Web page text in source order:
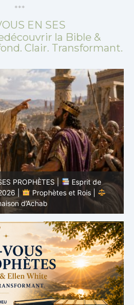
***
EN SES
la Bible &
Clair. Transformant.
PROPHÈTES |
Esprit de
|
Prophètes et Rois |
d’Achab